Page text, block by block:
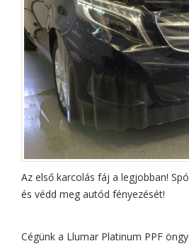
Az első karcolás fáj a legjobban!
és védd meg autód
Cégünk a Llumar Platinum PPF